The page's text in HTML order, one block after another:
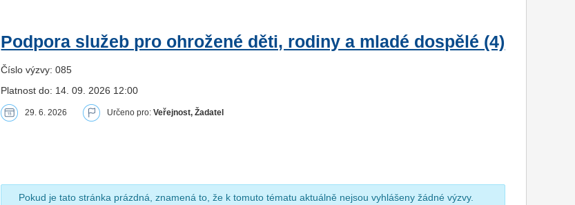
Podpora služeb pro ohrožené děti, rodiny a mladé dospělé (4)
Číslo výzvy: 085
Platnost do: 14. 09. 2026 12:00
29. 6. 2026 Určeno pro:Veřejnost, Žadatel
Pokud je tato stránka prázdná, znamená to, že k tomuto tématu aktuálně nejsou vyhlášeny žádné výzvy.